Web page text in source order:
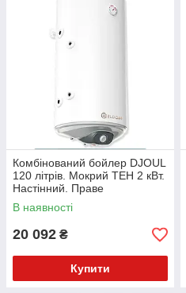
Комбінований бойлер DJOUL
120 літрів. Мокрий ТЕН 2 кВт.
Настінний. Праве
підключення. WV12046SR
В наявності
20 092 ₴
Купити